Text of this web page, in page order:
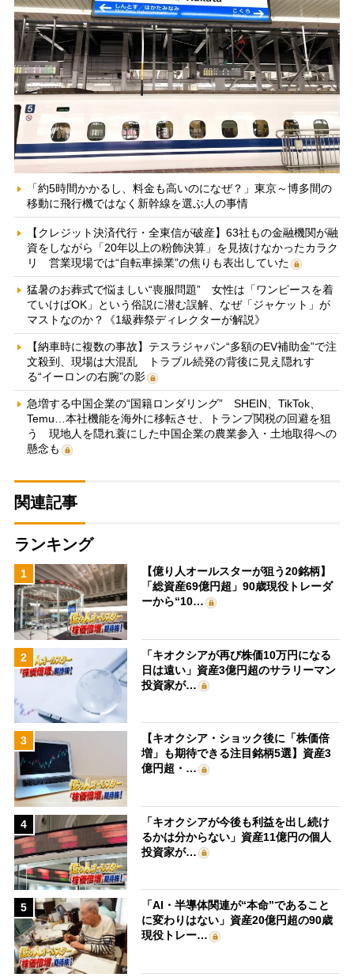
「約5時間かかるし、料金も高いのになぜ？」東京～博多間の
移動に飛行機ではなく新幹線を選ぶ人の事情
【クレジット決済代行・全東信が破産】63社もの金融機関が融
資をしながら「20年以上の粉飾決算」を見抜けなかったカラク
リ 営業現場では“自転車操業”の焦りも表出していた
猛暑のお葬式で悩ましい“喪服問題” 女性は「ワンピースを着
ていけばOK」という俗説に潜む誤解、なぜ「ジャケット」が
マストなのか？《1級葬祭ディレクターが解説》
【納車時に複数の事故】テスラジャパン“多額のEV補助金”で注
文殺到、現場は大混乱 トラブル続発の背後に見え隠れす
る“イーロンの右腕”の影
急増する中国企業の“国籍ロンダリング” SHEIN、TikTok、
Temu…本社機能を海外に移転させ、トランプ関税の回避を狙
う 現地人を隠れ蓑にした中国企業の農業参入・土地取得への
懸念も
関連記事
ランキング
1
【億り人オールスターが狙う20銘柄】
「総資産69億円超」90歳現役トレーダ
ーから“10…
2
「キオクシアが再び株価10万円になる
日は遠い」資産3億円超のサラリーマン
投資家が…
3
【キオクシア・ショック後に「株価倍
増」も期待できる注目銘柄5選】資産3
億円超・…
4
「キオクシアが今後も利益を出し続け
るかは分からない」資産11億円の個人
投資家が…
5
「AI・半導体関連が“本命”であること
に変わりはない」資産20億円超の90歳
現役トレー…